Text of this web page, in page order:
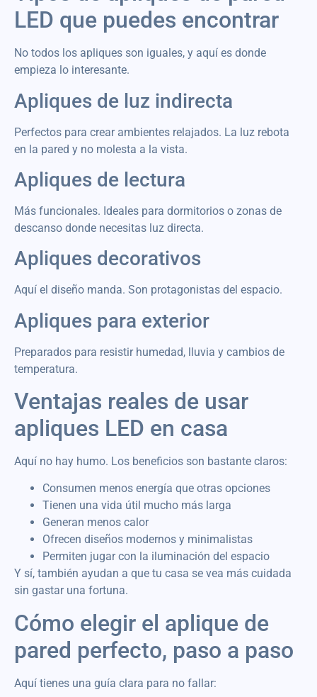
LED que puedes encontrar
No todos los apliques son iguales, y aquí es donde
empieza lo interesante.
Apliques de luz indirecta
Perfectos para crear ambientes relajados. La luz rebota
en la pared y no molesta a la vista.
Apliques de lectura
Más funcionales. Ideales para dormitorios o zonas de
descanso donde necesitas luz directa.
Apliques decorativos
Aquí el diseño manda. Son protagonistas del espacio.
Apliques para exterior
Preparados para resistir humedad, lluvia y cambios de
temperatura.
Ventajas reales de usar
apliques LED en casa
Aquí no hay humo. Los beneficios son bastante claros:
Consumen menos energía que otras opciones
Tienen una vida útil mucho más larga
Generan menos calor
Ofrecen diseños modernos y minimalistas
Permiten jugar con la iluminación del espacio
Y sí, también ayudan a que tu casa se vea más cuidada
sin gastar una fortuna.
Cómo elegir el aplique de
pared perfecto, paso a paso
Aquí tienes una guía clara para no fallar: